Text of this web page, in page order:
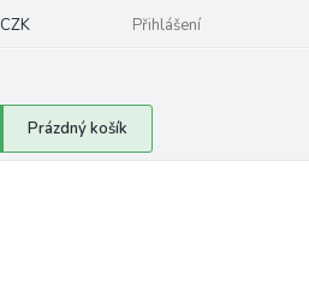
CZK Přihlášení
Nákupní
košík
Prázdný košík